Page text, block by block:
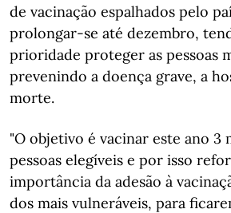
de vacinação espalhados pelo
prolongar-se até dezembro,
prioridade proteger as pessoas
prevenindo a doença grave, a
morte.
"O objetivo é vacinar este ano 3
pessoas elegíveis e por isso
importância da adesão à
dos mais vulneráveis, para